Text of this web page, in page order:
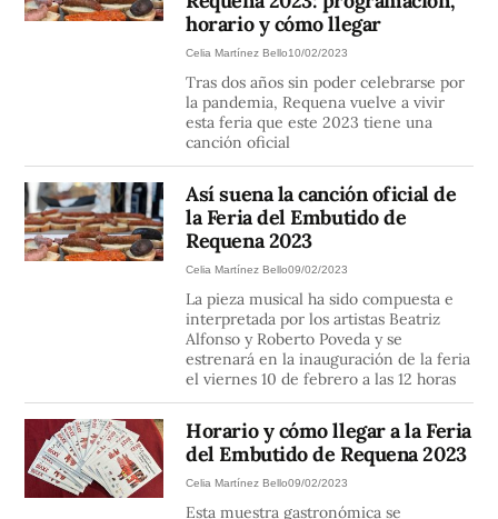
horario y cómo llegar
Celia Martínez Bello10/02/2023
Tras dos años sin poder celebrarse por
la pandemia, Requena vuelve a vivir
esta feria que este 2023 tiene una
canción oficial
Así suena la canción oficial de
la Feria del Embutido de
Requena 2023
Celia Martínez Bello09/02/2023
La pieza musical ha sido compuesta e
interpretada por los artistas Beatriz
Alfonso y Roberto Poveda y se
estrenará en la inauguración de la feria
el viernes 10 de febrero a las 12 horas
Horario y cómo llegar a la Feria
del Embutido de Requena 2023
Celia Martínez Bello09/02/2023
Esta muestra gastronómica se